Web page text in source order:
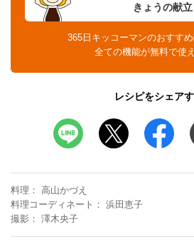
きょうの献立
365日キッコーマンのおすす
全ての機能が無料で使
レシピをシェア
料理
高山かづえ
料理コーディネート
浜田恵子
撮影
澤木央子